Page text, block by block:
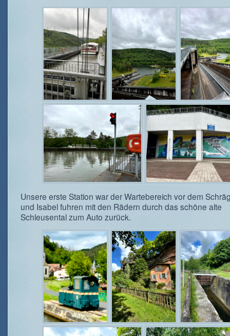
Unsere erste Station war der Wartebereich vor dem
und Isabel fuhren mit den Rädern durch das schöne alte
Schleusental zum Auto zurück.